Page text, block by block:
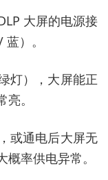
大屏的电源接
）。
灯），大屏能正
。
或通电后大屏无
率供电异常。